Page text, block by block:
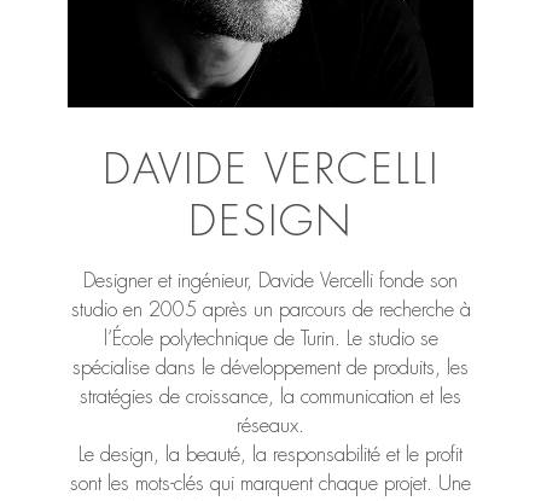
DAVIDE VERCELLI
DESIGN
Designer et ingénieur, Davide Vercelli fonde son
studio en 2005 après un parcours de recherche à
l’École polytechnique de Turin. Le studio se
spécialise dans le développement de produits, les
stratégies de croissance, la communication et les
réseaux.
Le design, la beauté, la responsabilité et le profit
sont les mots-clés qui marquent chaque projet. Une